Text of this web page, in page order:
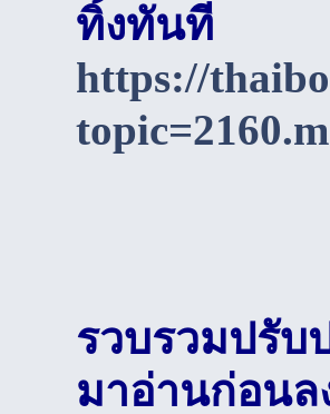
ทิ้งทันที
https://
รวบรวมปรับ
มาอ่านก่อน